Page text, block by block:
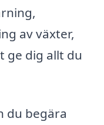
av växter,
ge dig allt du
du begära